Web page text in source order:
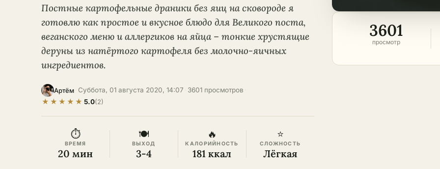
3601
просмотр
Постные картофельные драники без яиц на сковороде я
готовлю как простое и вкусное блюдо для Великого поста,
веганского меню и аллергиков на яйца – тонкие хрустящие
деруны из натёртого картофеля без молочно-яичных
ингредиентов.
Артём Суббота, 01 августа 2020, 14:07 3601 просмотров
★ ★ ★ ★ ★ 5.0(2)
⏱
ВРЕМЯ
20 мин
🍽
ВЫХОД
3-4
🔥
КАЛОРИЙНОСТЬ
181 ккал
⭐
СЛОЖНОСТЬ
Лёгкая